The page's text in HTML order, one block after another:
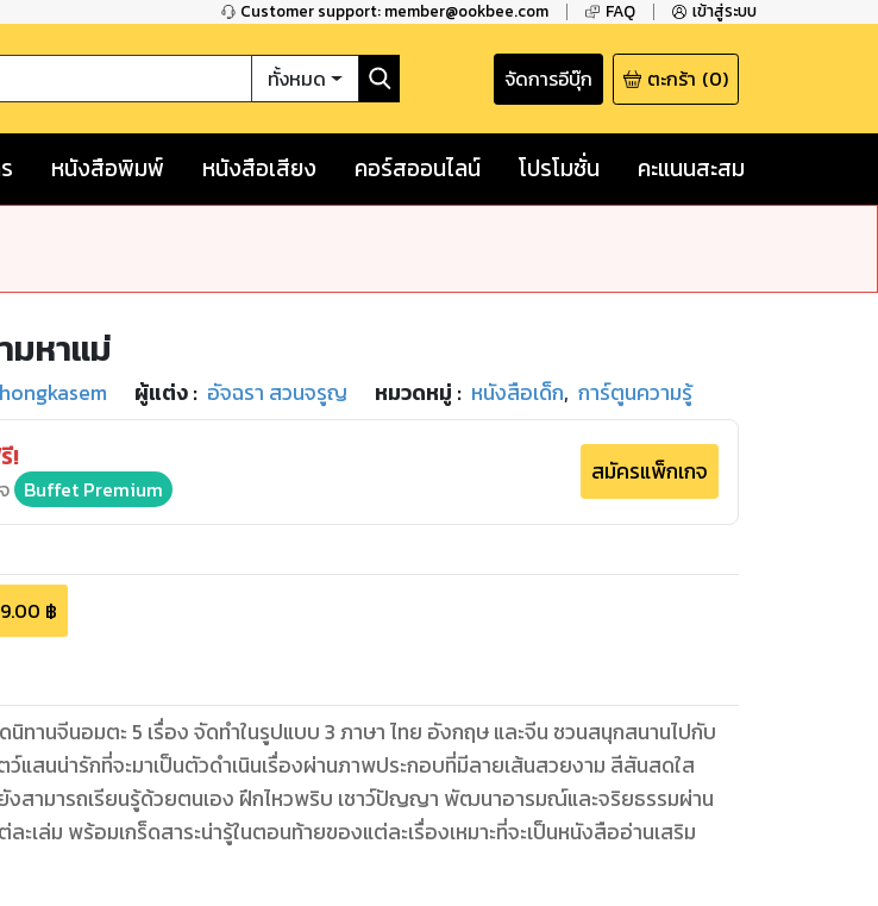
Customer support: member@ookbee.com FAQ เข้าสู่ระบบ
ทั้งหมด จัดการอีบุ๊ก ตะกร้า (0)
หนังสือพิมพ์ หนังสือเสียง คอร์สออนไลน์ โปรโมชั่น คะแนนสะสม
หาแม่
ผู้แต่ง : อัจฉรา สวนจรูญ หมวดหมู่ : หนังสือเด็ก, การ์ตูนความรู้
!
Buffet Premium
สมัครแพ็กเกจ
฿
ทานจีนอมตะ 5 เรื่อง จัดทำในรูปแบบ 3 ภาษา ไทย อังกฤษ และจีน ชวนสนุกสนานไปกับ
ว์แสนน่ารักที่จะมาเป็นตัวดำเนินเรื่องผ่านภาพประกอบที่มีลายเส้นสวยงาม สีสันสดใส
งสามารถเรียนรู้ด้วยตนเอง ฝึกไหวพริบ เชาว์ปัญญา พัฒนาอารมณ์และจริยธรรมผ่าน
ละเล่ม พร้อมเกร็ดสาระน่ารู้ในตอนท้ายของแต่ละเรื่องเหมาะที่จะเป็นหนังสืออ่านเสริม